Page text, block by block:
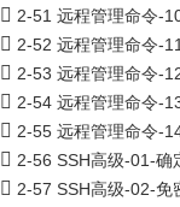
2-51 远程管理命令-
2-52 远程管理命令-
2-53 远程管理命令-
2-54 远程管理命令-
2-55 远程管理命令-
2-56 SSH高级-01-确
2-57 SSH高级-02-免